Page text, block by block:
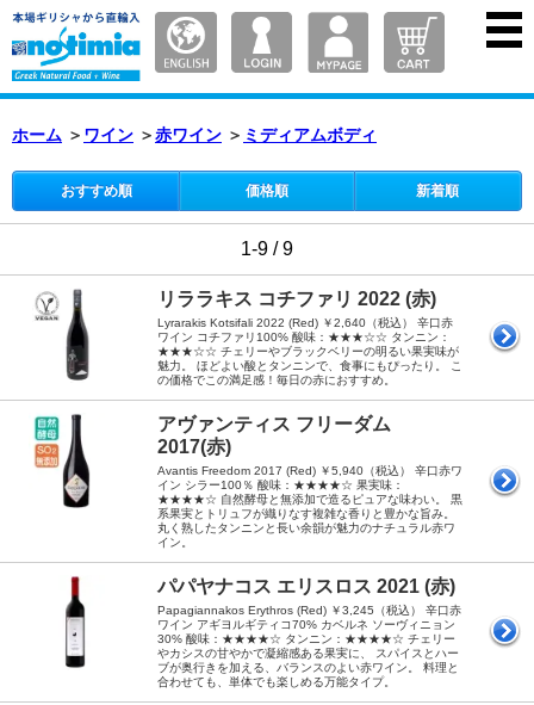
ホーム ＞ ワイン ＞赤ワイン ＞ ミディアムボディ
おすすめ順 価格順 新着順
1-9 / 9
リララキス コチファリ 2022 (赤)
Lyrarakis Kotsifali 2022 (Red) ￥2,640（税込） 辛口赤
ワイン コチファリ100% 酸味：★★★☆☆ タンニン：
★★★☆☆ チェリーやブラックベリーの明るい果実味が
魅力。 ほどよい酸とタンニンで、食事にもぴったり。 こ
の価格でこの満足感！毎日の赤におすすめ。
アヴァンティス フリーダム
2017(赤)
Avantis Freedom 2017 (Red) ￥5,940（税込） 辛口赤ワ
イン シラー100％ 酸味：★★★★☆ 果実味：
★★★★☆ 自然酵母と無添加で造るピュアな味わい。 黒
系果実とトリュフが織りなす複雑な香りと豊かな旨み。
丸く熟したタンニンと長い余韻が魅力のナチュラル赤ワ
イン。
パパヤナコス エリスロス 2021 (赤)
Papagiannakos Erythros (Red) ￥3,245（税込） 辛口赤
ワイン アギヨルギティコ70% カベルネ ソーヴィニョン
30% 酸味：★★★★☆ タンニン：★★★★☆ チェリー
やカシスの甘やかで凝縮感ある果実に、 スパイスとハー
ブが奥行きを加える、バランスのよい赤ワイン。 料理と
合わせても、単体でも楽しめる万能タイプ。